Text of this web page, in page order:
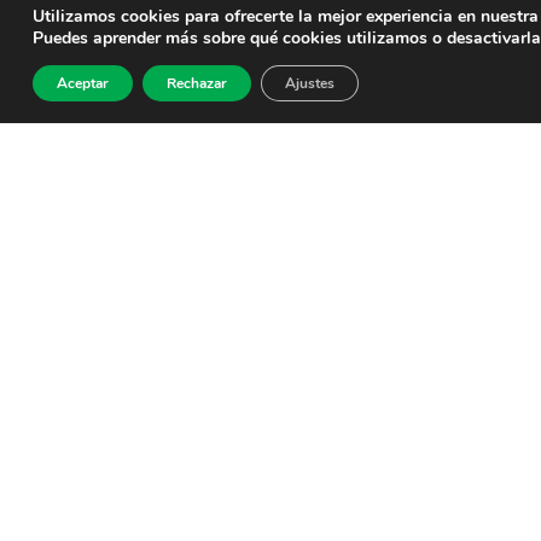
Utilizamos cookies para ofrecerte la mejor experiencia en
Puedes aprender más sobre qué cookies utilizamos o
Aceptar Rechazar Ajustes